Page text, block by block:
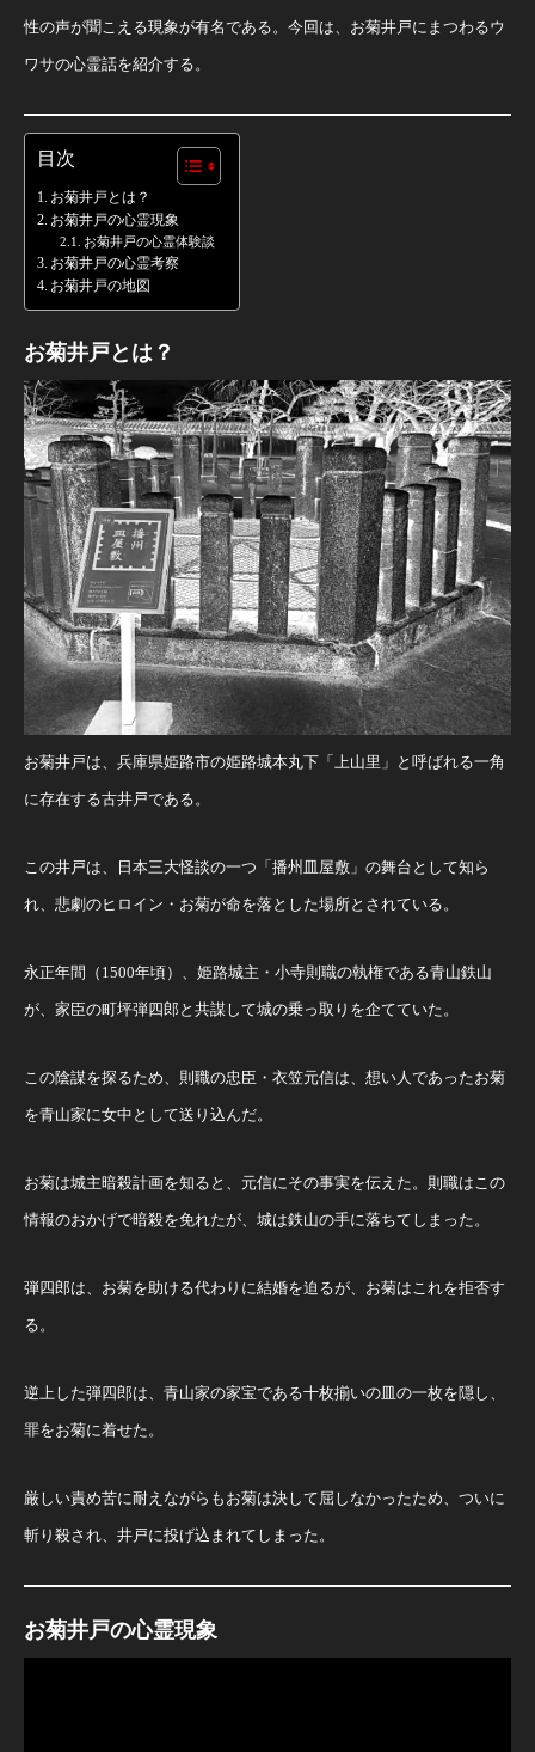
性の声が聞こえる現象が有名である。今回は、お菊井戸にまつわるウ
ワサの心霊話を紹介する。
目次
お菊井戸とは？
お菊井戸の心霊現象
お菊井戸の心霊体験談
お菊井戸の心霊考察
お菊井戸の地図
お菊井戸とは？
お菊井戸は、兵庫県姫路市の姫路城本丸下「上山里」と呼ばれる一角
に存在する古井戸である。
この井戸は、日本三大怪談の一つ「播州皿屋敷」の舞台として知ら
れ、悲劇のヒロイン・お菊が命を落とした場所とされている。
永正年間（1500年頃）、姫路城主・小寺則職の執権である青山鉄山
が、家臣の町坪弾四郎と共謀して城の乗っ取りを企てていた。
この陰謀を探るため、則職の忠臣・衣笠元信は、想い人であったお菊
を青山家に女中として送り込んだ。
お菊は城主暗殺計画を知ると、元信にその事実を伝えた。則職はこの
情報のおかげで暗殺を免れたが、城は鉄山の手に落ちてしまった。
弾四郎は、お菊を助ける代わりに結婚を迫るが、お菊はこれを拒否す
る。
逆上した弾四郎は、青山家の家宝である十枚揃いの皿の一枚を隠し、
罪をお菊に着せた。
厳しい責め苦に耐えながらもお菊は決して屈しなかったため、ついに
斬り殺され、井戸に投げ込まれてしまった。
お菊井戸の心霊現象